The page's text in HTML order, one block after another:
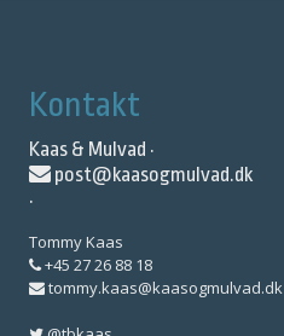
Kontakt
Kaas & Mulvad ·
post@kaasogmulvad.dk
·
Tommy Kaas
+45 27 26 88 18
tommy.kaas@kaasogmulvad.dk